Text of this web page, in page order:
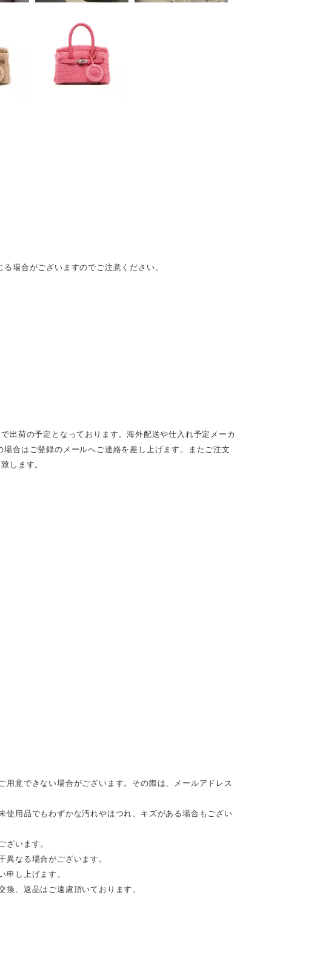
場合がございますのでご注意ください。
出荷の予定となっております。海外配送や仕入れ予定メーカ
合はご登録のメールへご連絡を差し上げます。またご注文
します。
意できない場合がございます。その際は、メールアドレス
用品でもわずかな汚れやほつれ、キズがある場合もござい
います。
なる場合がございます。
し上げます。
、返品はご遠慮頂いております。